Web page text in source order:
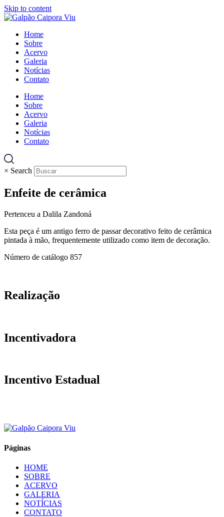
Skip to content
Home
Sobre
Acervo
Galeria
Notícias
Contato
Home
Sobre
Acervo
Galeria
Notícias
Contato
× Search
Enfeite de cerâmica
Pertenceu a Dalila Zandoná
Esta peça é um antigo ferro de passar decorativo feito de cerâmica
pintada à mão, frequentemente utilizado como item de decoração.
Número de catálogo 857
Realização
Incentivadora
Incentivo Estadual
Páginas
HOME
SOBRE
ACERVO
GALERIA
NOTÍCIAS
CONTATO